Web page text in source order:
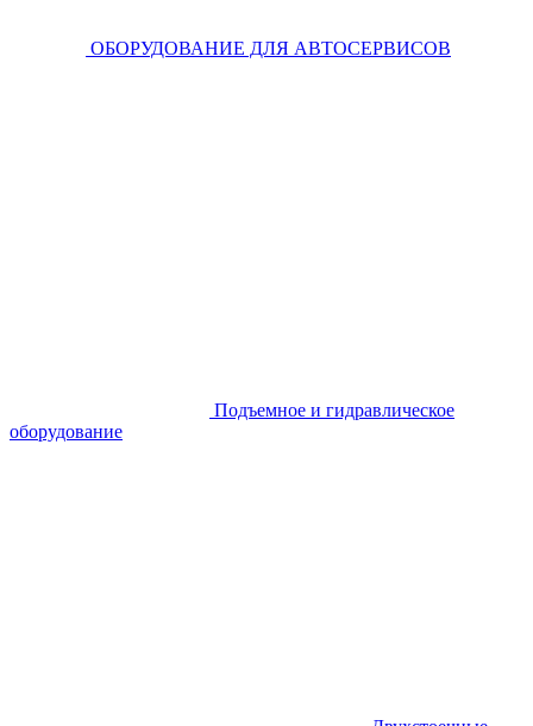
ОБОРУДОВАНИЕ ДЛЯ АВТОСЕРВИСОВ
Подъемное и гидравлическое
оборудование